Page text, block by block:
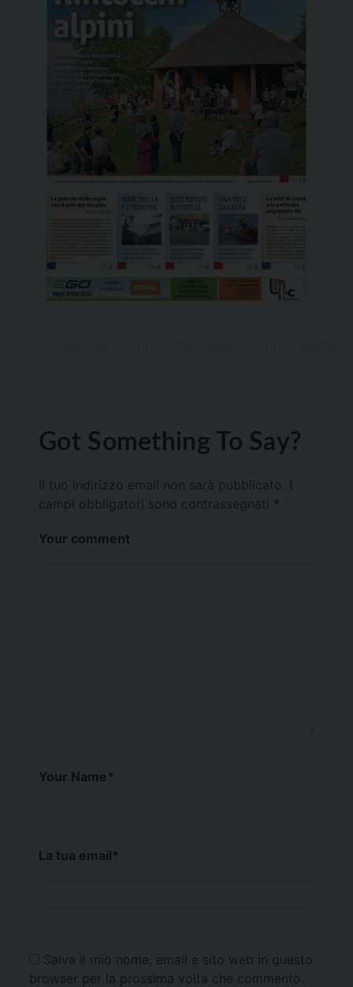
Got Something To Say?
Il tuo indirizzo email non sarà pubblicato.
campi obbligatori sono contrassegnati *
Your comment
Your Name*
La tua email*
Salva il mio nome, email e sito web in questo
browser per la prossima volta che commento.